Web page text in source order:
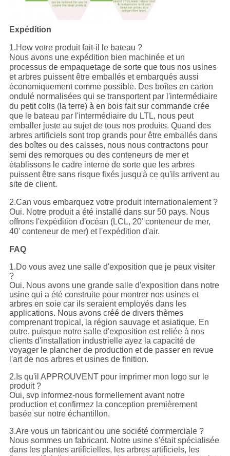
Expédition
1.How votre produit fait-il le bateau ?
Nous avons une expédition bien machinée et un
processus de empaquetage de sorte que tous nos usines
et arbres puissent être emballés et embarqués aussi
économiquement comme possible. Des boîtes en carton
ondulé normalisées qui se transportent par l'intermédiaire
du petit colis (la terre) à en bois fait sur commande crée
que le bateau par l'intermédiaire du LTL, nous peut
emballer juste au sujet de tous nos produits. Quand des
arbres artificiels sont trop grands pour être emballés dans
des boîtes ou des caisses, nous nous contractons pour
semi des remorques ou des conteneurs de mer et
établissons le cadre interne de sorte que les arbres
puissent être sans risque fixés jusqu'à ce qu'ils arrivent au
site de client.
2.Can vous embarquez votre produit internationalement ?
Oui. Notre produit a été installé dans sur 50 pays. Nous
offrons l'expédition d'océan (LCL, 20' conteneur de mer,
40' conteneur de mer) et l'expédition d'air.
FAQ
1.Do vous avez une salle d'exposition que je peux visiter
?
Oui. Nous avons une grande salle d'exposition dans notre
usine qui a été construite pour montrer nos usines et
arbres en soie car ils seraient employés dans les
applications. Nous avons créé de divers thèmes
comprenant tropical, la région sauvage et asiatique. En
outre, puisque notre salle d'exposition est reliée à nos
clients d'installation industrielle ayez la capacité de
voyager le plancher de production et de passer en revue
l'art de nos arbres et usines de finition.
2.Is qu'il APPROUVENT pour imprimer mon logo sur le
produit ?
Oui, svp informez-nous formellement avant notre
production et confirmez la conception premièrement
basée sur notre échantillon.
3.Are vous un fabricant ou une société commerciale ?
Nous sommes un fabricant. Notre usine s'était spécialisée
dans les plantes artificielles, les arbres artificiels, les